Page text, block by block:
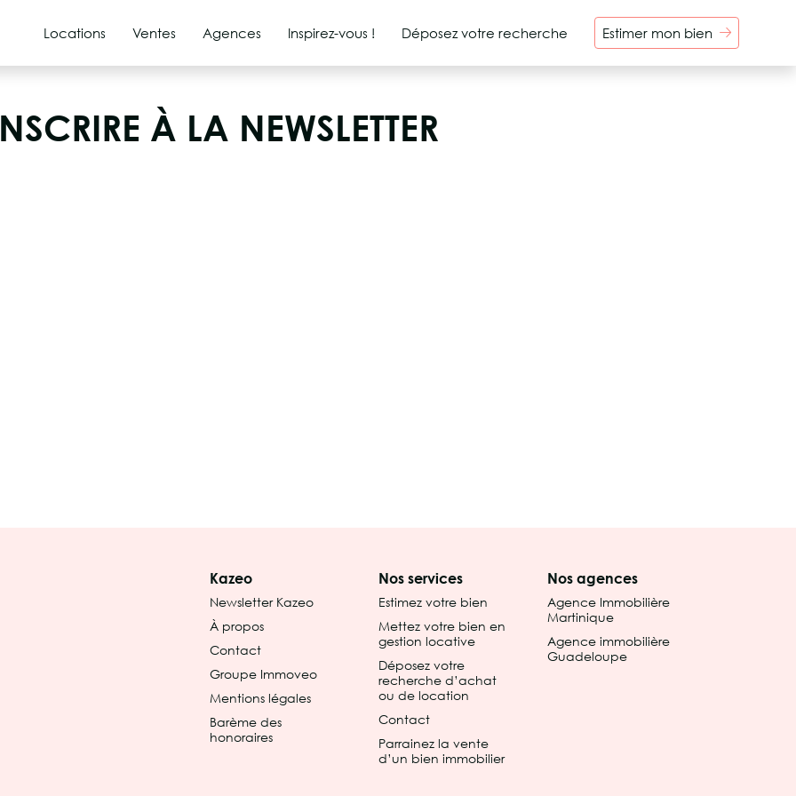
Locations Ventes Agences Inspirez-vous ! Déposez votre recherche Estimer mon bien
À LA NEWSLETTER
Kazeo
Newsletter Kazeo
À propos
Contact
Groupe Immoveo
Mentions légales
Barème des
honoraires
Nos services
Estimez votre bien
Mettez votre bien en
gestion locative
Déposez votre
recherche d’achat
ou de location
Contact
Parrainez la vente
d’un bien immobilier
Nos agences
Agence Immobilière
Martinique
Agence immobilière
Guadeloupe